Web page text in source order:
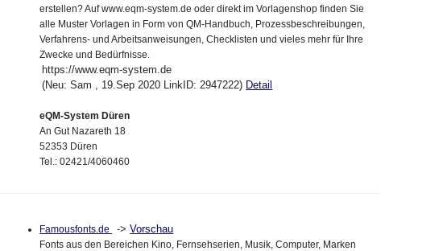
erstellen? Auf www.eqm-system.de oder direkt im Vorlagenshop finden Sie
alle Muster Vorlagen in Form von QM-Handbuch, Prozessbeschreibungen,
Verfahrens- und Arbeitsanweisungen, Checklisten und vieles mehr für Ihre
Zwecke und Bedürfnisse.
https://www.eqm-system.de
(Neu: Sam , 19.Sep 2020 LinkID: 2947222) Detail
eQM-System Düren
An Gut Nazareth 18
52353 Düren
Tel.: 02421/4060460
Famousfonts.de ->Vorschau
Fonts aus den Bereichen Kino, Fernsehserien, Musik, Computer, Marken